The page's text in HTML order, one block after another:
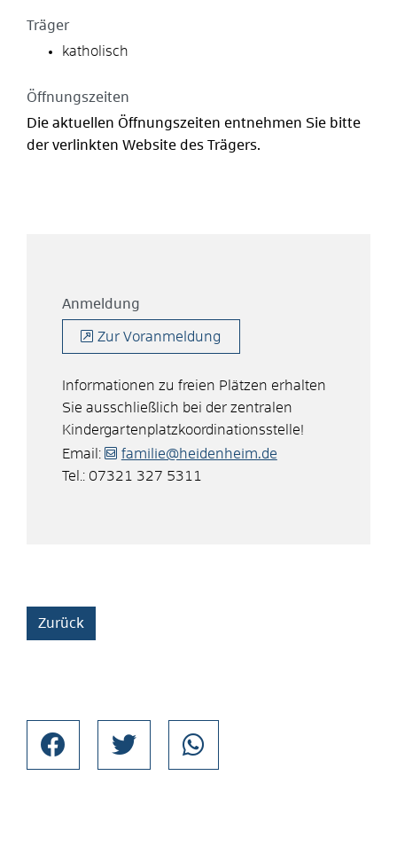
Träger
katholisch
Öffnungszeiten
Die aktuellen Öffnungszeiten entnehmen Sie bitte
der verlinkten Website des Trägers.
Anmeldung
Zur Voranmeldung
Informationen zu freien Plätzen erhalten
Sie ausschließlich bei der zentralen
Kindergartenplatzkoordinationsstelle!
Email:
familie@heidenheim.de
Tel.: 07321 327 5311
Zurück